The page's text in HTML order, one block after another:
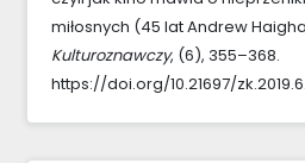
miłosnych (45 lat Andrew
Kulturoznawczy, (6), 355–368.
https://doi.org/10.21697/